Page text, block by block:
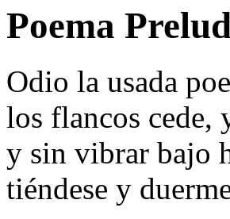
Poema
Odio la usada
los flancos cede,
y sin vibrar bajo
tiéndese y